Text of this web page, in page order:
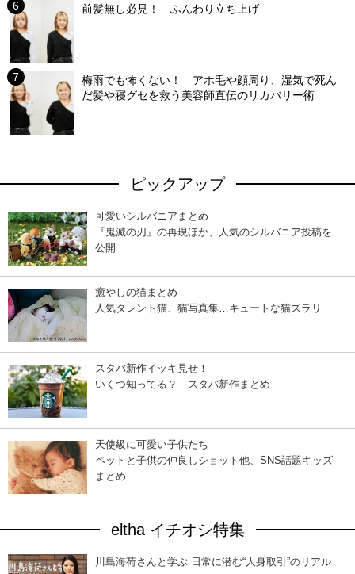
前髪無し必見！ ふんわり立ち上げ
梅雨でも怖くない！ アホ毛や顔周り、湿気で死ん
だ髪や寝グセを救う美容師直伝のリカバリー術
ピックアップ
可愛いシルバニアまとめ
『鬼滅の刃』の再現ほか、人気のシルバニア投稿を
公開
癒やしの猫まとめ
人気タレント猫、猫写真集…キュートな猫ズラリ
スタバ新作イッキ見せ！
いくつ知ってる？ スタバ新作まとめ
天使級に可愛い子供たち
ペットと子供の仲良しショット他、SNS話題キッズ
まとめ
eltha イチオシ特集
川島海荷さんと学ぶ 日常に潜む“人身取引”のリアル